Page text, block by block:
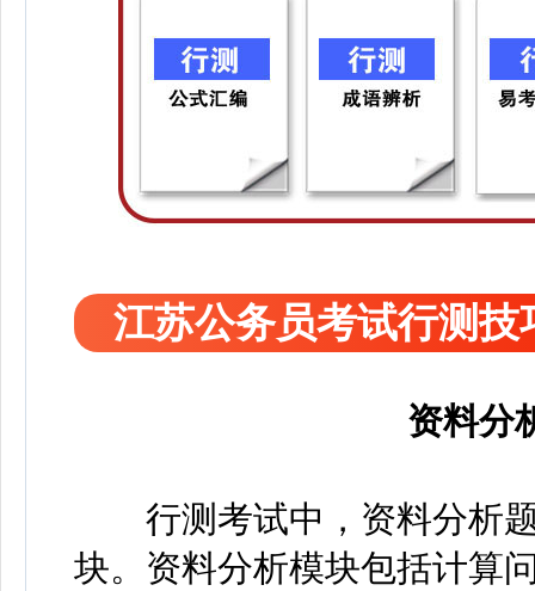
江苏公务员考试行测技
资料分
行测考试中，资料分析题
块。资料分析模块包括计算